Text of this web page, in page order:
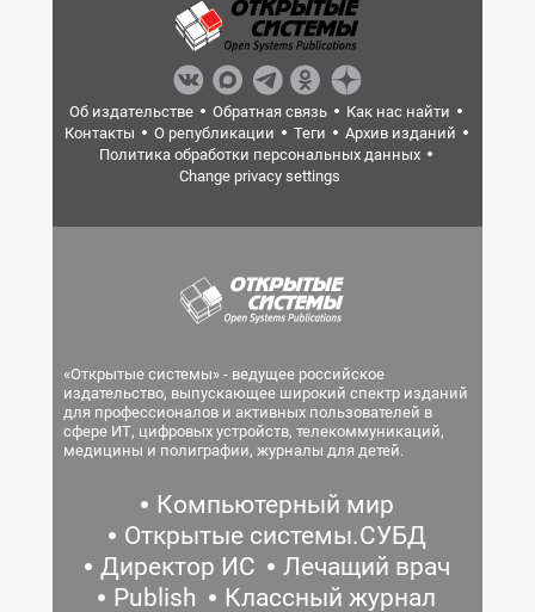
Об издательстве Обратная связь
Как нас найти
Контакты
О републикации Теги
Архив изданий
Политика обработки персональных данных
Change privacy settings
«Открытые системы» - ведущее российское
издательство, выпускающее широкий спектр изданий
для профессионалов и активных пользователей в
сфере ИТ, цифровых устройств, телекоммуникаций,
медицины и полиграфии, журналы для детей.
Компьютерный мир
Открытые системы.СУБД
Директор ИС
Лечащий врач
Publish
Классный журнал